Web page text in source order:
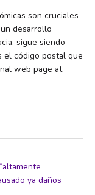
son cruciales
desarrollo
sigue siendo
el código postal que
web page at